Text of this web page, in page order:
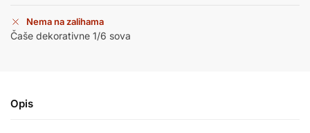
Nema na zalihama
Čaše dekorativne 1/6 sova
Opis